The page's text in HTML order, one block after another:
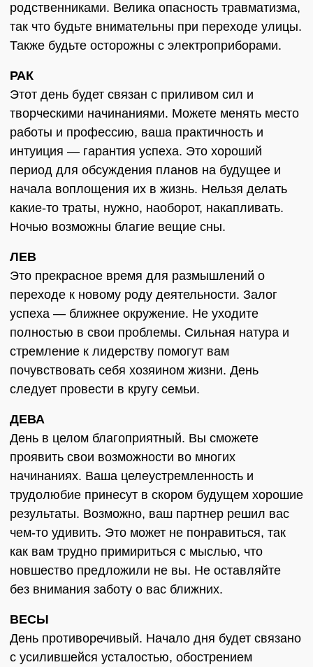
родственниками. Велика опасность травматизма,
так что будьте внимательны при переходе улицы.
Также будьте осторожны с электроприборами.
РАК
Этот день будет связан с приливом сил и
творческими начинаниями. Можете менять место
работы и профессию, ваша практичность и
интуиция — гарантия успеха. Это хороший
период для обсуждения планов на будущее и
начала воплощения их в жизнь. Нельзя делать
какие-то траты, нужно, наоборот, накапливать.
Ночью возможны благие вещие сны.
ЛЕВ
Это прекрасное время для размышлений о
переходе к новому роду деятельности. Залог
успеха — ближнее окружение. Не уходите
полностью в свои проблемы. Сильная натура и
стремление к лидерству помогут вам
почувствовать себя хозяином жизни. День
следует провести в кругу семьи.
ДЕВА
День в целом благоприятный. Вы сможете
проявить свои возможности во многих
начинаниях. Ваша целеустремленность и
трудолюбие принесут в скором будущем хорошие
результаты. Возможно, ваш партнер решил вас
чем-то удивить. Это может не понравиться, так
как вам трудно примириться с мыслью, что
новшество предложили не вы. Не оставляйте
без внимания заботу о вас ближних.
ВЕСЫ
День противоречивый. Начало дня будет связано
с усилившейся усталостью, обострением